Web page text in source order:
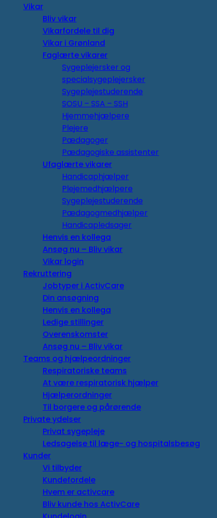
Vikar
Bliv vikar
Vikarfordele til dig
Vikar i Grønland
Faglærte vikarer
Sygeplejersker og
specialsygeplejersker
Sygeplejestuderende
SOSU – SSA – SSH
Hjemmehjælpere
Plejere
Pædagoger
Pædagogiske assistenter
Ufaglærte vikarer
Handicaphjælper
Plejemedhjælpere
Sygeplejestuderende
Pædagogmedhjælper
Handicapledsager
Henvis en kollega
Ansøg nu – Bliv vikar
Vikar login
Rekruttering
Jobtyper i ActivCare
Din ansøgning
Henvis en kollega
Ledige stillinger
Overenskomster
Ansøg nu – Bliv vikar
Teams og hjælpeordninger
Respiratoriske teams
At være respiratorisk hjælper
Hjælperordninger
Til borgere og pårørende
Private ydelser
Privat sygepleje
Ledsagelse til læge- og hospitalsbesøg
Kunder
Vi tilbyder
Kundefordele
Hvem er activcare
Bliv kunde hos ActivCare